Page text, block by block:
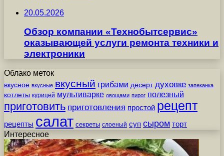
20.05.2026
Обзор компании «Технобытсервис»
оказывающей услуги ремонта техники и
электроники
Облако меток
вкусное вкусные вкусный грибами десерт духовке запеканка
котлеты курицей мультиварке овощами пирог полезный
приготовить приготовления простой рецепт
рецепты салат секреты слоеный суп сыром торт
Интересное